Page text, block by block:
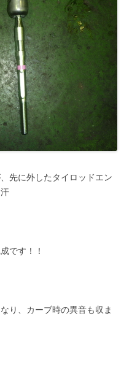
先に外したタイロッドエン
です！！
り、カーブ時の異音も収ま